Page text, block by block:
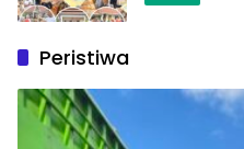
Peristiwa